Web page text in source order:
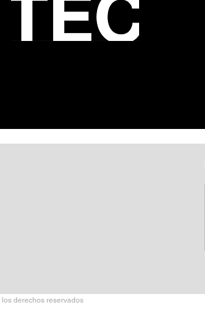
derechos reservados